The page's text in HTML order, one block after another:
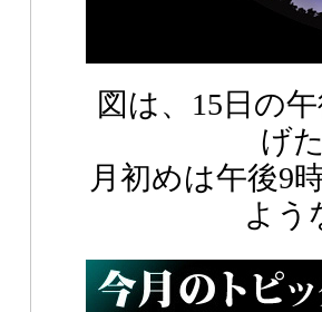
図は、15日の
げ
月初めは午後9
よう